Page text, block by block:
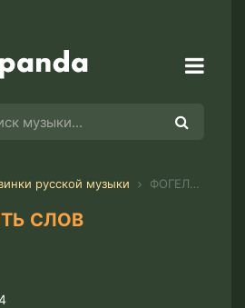
русской музыки ФОГЕЛЬ - ПЯТЬ СЛОВ
СЛОВ